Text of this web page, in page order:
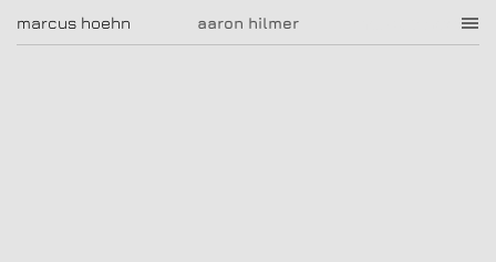
aaron hilmer
marcus hoehn marcus hoehn
|